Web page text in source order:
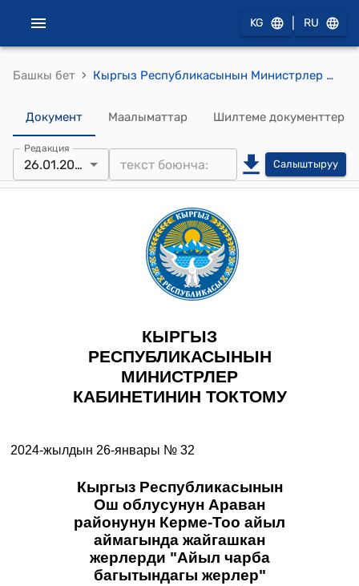
KG RU
Башкы бет › Кыргыз Республикасынын Министрлер Кабинетинин 2024-жылдын 26-январындагы № 32 "Кыргыз Республикасынын Ош облусунун Араван районунун Керме-Тоо айыл аймагында жайгашкан жерлерди "Айыл чарба багытындагы жерлер" категориясынан "Өнөр жайынын, транспорттун, байланыштын, энергетиканын, коргонуунун жерлери жана башка багыттагы жерлер" категориясына которуу (трансформациялоо) жөнүндө" токтому
Документ Маалыматтар Шилтеме документтер
Редакция
26.01.2024 Салыштыруу